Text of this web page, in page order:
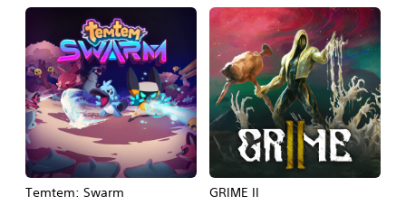
Temtem: Swarm GRIME II